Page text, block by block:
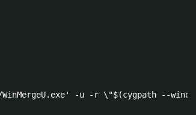
-u -r \"$(cygpath --